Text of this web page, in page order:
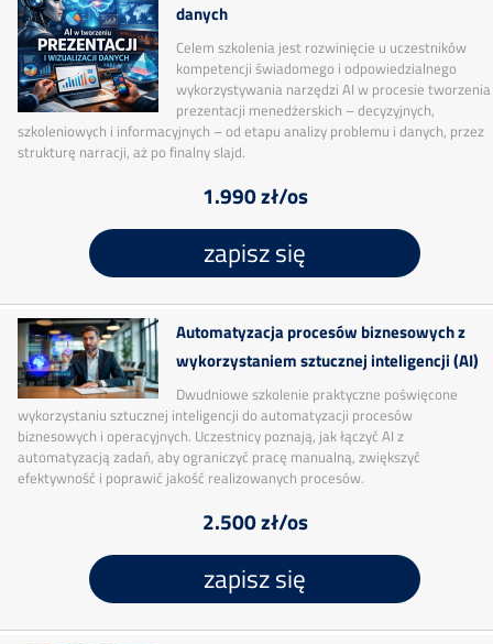
danych
Celem szkolenia jest rozwinięcie u uczestników
kompetencji świadomego i odpowiedzialnego
wykorzystywania narzędzi AI w procesie tworzenia
prezentacji menedżerskich – decyzyjnych,
szkoleniowych i informacyjnych – od etapu analizy problemu i danych, przez
strukturę narracji, aż po finalny slajd.
1.990 zł/os
zapisz się
Automatyzacja procesów biznesowych z
wykorzystaniem sztucznej inteligencji (AI)
Dwudniowe szkolenie praktyczne poświęcone
wykorzystaniu sztucznej inteligencji do automatyzacji procesów
biznesowych i operacyjnych. Uczestnicy poznają, jak łączyć AI z
automatyzacją zadań, aby ograniczyć pracę manualną, zwiększyć
efektywność i poprawić jakość realizowanych procesów.
2.500 zł/os
zapisz się